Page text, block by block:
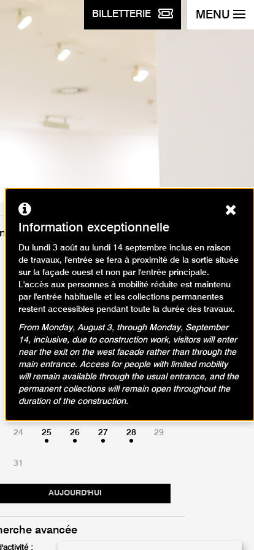
BILLETTERIE MENU
des événements
août 2026
Lu Ma Ve Sa
AUJOURD'HUI
1
3 4 5 6 7 8
12 13 14
17 18 19 20 21
24 25 26 27 28 29
31
précédent
Mois
suivant
avancée
:
Information exceptionnelle
Du lundi 3 août au lundi 14 septembre inclus en raison
de travaux, l'entrée se fera à proximité de la sortie située
sur la façade ouest et non par l'entrée principale.
L'accès aux personnes à mobilité réduite est maintenu
par l'entrée habituelle et les collections permanentes
restent accessibles pendant toute la durée des travaux.
From Monday, August 3, through Monday, September
14, inclusive, due to construction work, visitors will enter
near the exit on the west facade rather than through the
main entrance. Access for people with limited mobility
will remain available through the usual entrance, and the
permanent collections will remain open throughout the
duration of the construction.